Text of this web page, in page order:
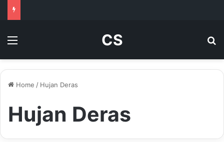
Menu CS
Home / Hujan Deras
Hujan Deras